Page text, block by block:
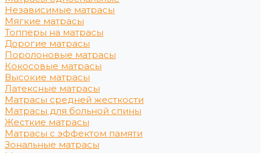
Независимые матрасы
Мягкие матрасы
Топперы на матрасы
Дорогие матрасы
Поролоновые матрасы
Кокосовые матрасы
Высокие матрасы
Латексные матрасы
Матрасы средней жесткости
Матрасы для больной спины
Жесткие матрасы
Матрасы с эффектом памяти
Зональные матрасы